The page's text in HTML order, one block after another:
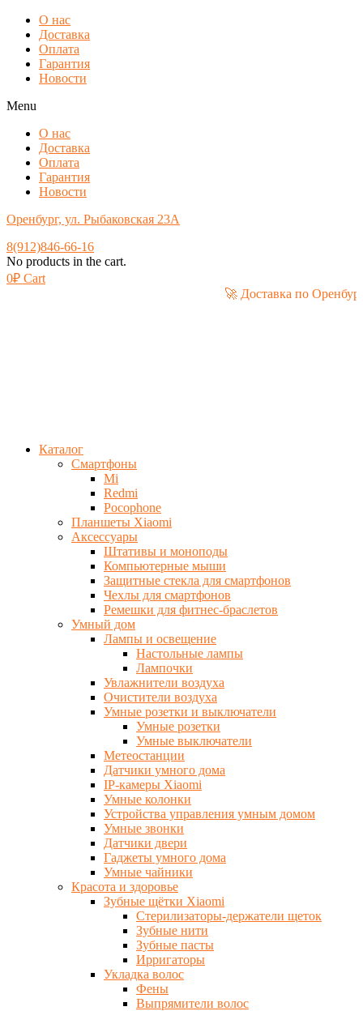
О нас
Доставка
Оплата
Гарантия
Новости
Menu
О нас
Доставка
Оплата
Гарантия
Новости
Оренбург, ул. Рыбаковская 23А
8(912)846-66-16
No products in the cart.
0₽ Cart
🚀 Доставка по
Каталог
Смартфоны
Mi
Redmi
Pocophone
Планшеты Xiaomi
Аксессуары
Штативы и моноподы
Компьютерные мыши
Защитные стекла для смартфонов
Чехлы для смартфонов
Ремешки для фитнес-браслетов
Умный дом
Лампы и освещение
Настольные лампы
Лампочки
Увлажнители воздуха
Очистители воздуха
Умные розетки и выключатели
Умные розетки
Умные выключатели
Метеостанции
Датчики умного дома
IP-камеры Xiaomi
Умные колонки
Устройства управления умным домом
Умные звонки
Датчики двери
Гаджеты умного дома
Умные чайники
Красота и здоровье
Зубные щётки Xiaomi
Стерилизаторы-держатели щеток
Зубные нити
Зубные пасты
Ирригаторы
Укладка волос
Фены
Выпрямители волос